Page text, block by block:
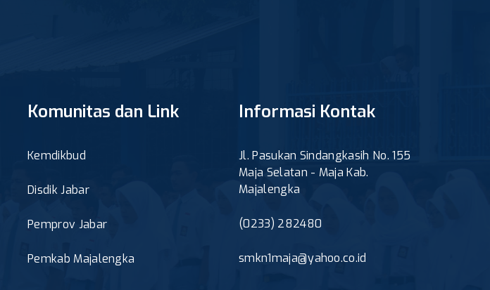
Komunitas dan Link
Kemdikbud
Disdik Jabar
Pemprov Jabar
Pemkab Majalengka
Informasi Kontak
Jl. Pasukan Sindangkasih No. 155
Maja Selatan - Maja Kab.
Majalengka
(0233) 282480
smkn1maja@yahoo.co.id